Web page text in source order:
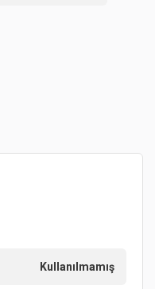
Kullanılmamış